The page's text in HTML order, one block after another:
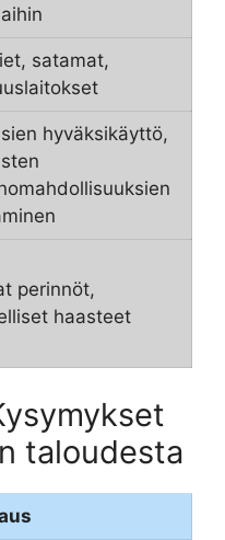
satamat,
hyväksikäyttö,
perinnöt,
haasteet
taloudesta